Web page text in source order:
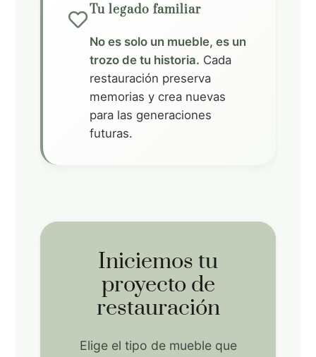
o
Tu legado familiar
No es solo un mueble, es un
trozo de tu historia. Cada
restauración preserva
memorias y crea nuevas
para las generaciones
futuras.
Iniciemos tu
proyecto de
restauración
Elige el tipo de mueble que